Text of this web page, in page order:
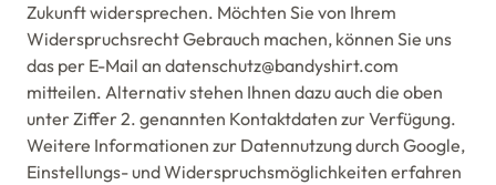
Zukunft widersprechen. Möchten Sie von Ihrem
Widerspruchsrecht Gebrauch machen, können Sie uns
das per E-Mail an datenschutz@bandyshirt.com
mitteilen. Alternativ stehen Ihnen dazu auch die oben
unter Ziffer 2. genannten Kontaktdaten zur Verfügung.
Weitere Informationen zur Datennutzung durch Google,
Einstellungs- und Widerspruchsmöglichkeiten erfahren